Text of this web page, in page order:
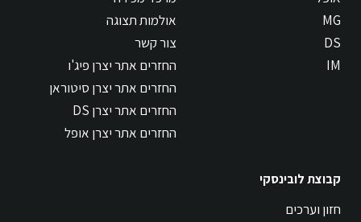
MG
DS
IM
אולמות תצוגה
צור קשר
החזרים אתר יצרן פיג'ו
החזרים אתר יצרן סיטוראן
החזרים אתר יצרן DS
החזרים אתר יצרן אופל
קבוצת לובינסקי
חזון וערכים